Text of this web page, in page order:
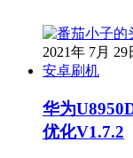
2021年 7月 29
安卓刷机
华为
优化V1.7.2